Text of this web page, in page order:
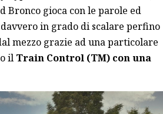
Bronco gioca con le parole ed
in grado di scalare perfino
mezzo grazie ad una particolare
il Train Control (TM) con una